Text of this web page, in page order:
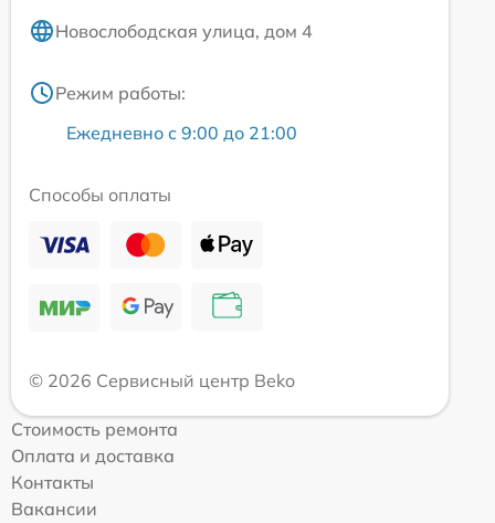
Новослободская улица, дом 4
Режим работы:
Ежедневно с 9:00 до 21:00
Способы оплаты
© 2026 Сервисный центр Beko
Стоимость ремонта
Оплата и доставка
Контакты
Вакансии